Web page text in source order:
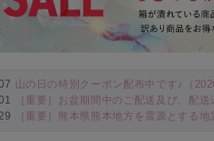
山の日の特別クーポン配布中です♪（
［重要］お盆期間中のご配送及び、配
［重要］熊本県熊本地方を震源とする